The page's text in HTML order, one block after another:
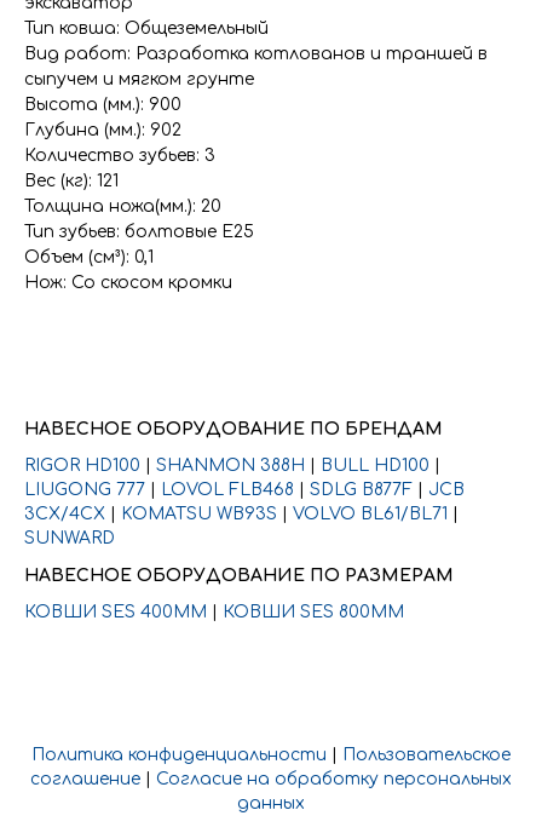
Тип ковша: Общеземельный
Вид работ: Разработка котлованов и траншей в
сыпучем и мягком грунте
Высота (мм.): 900
Глубина (мм.): 902
Количество зубьев: 3
Вес (кг): 121
Толщина ножа(мм.): 20
Тип зубьев: болтовые E25
Объем (см³): 0,1
Нож: Со скосом кромки
НАВЕСНОЕ ОБОРУДОВАНИЕ ПО БРЕНДАМ
RIGOR HD100
SHANMON 388H BULL HD100
LIUGONG 777
LOVOL FLB468 SDLG B877F
JCB
3CX/4CX
KOMATSU WB93S VOLVO BL61/BL71
SUNWARD
НАВЕСНОЕ ОБОРУДОВАНИЕ ПО РАЗМЕРАМ
КОВШИ SES 400ММ
КОВШИ SES 800ММ
Политика конфиденциальности
Пользовательское
соглашение
Согласие на обработку персональных
данных